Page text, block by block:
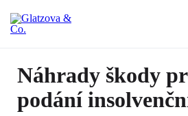
Náhrady škody
podání